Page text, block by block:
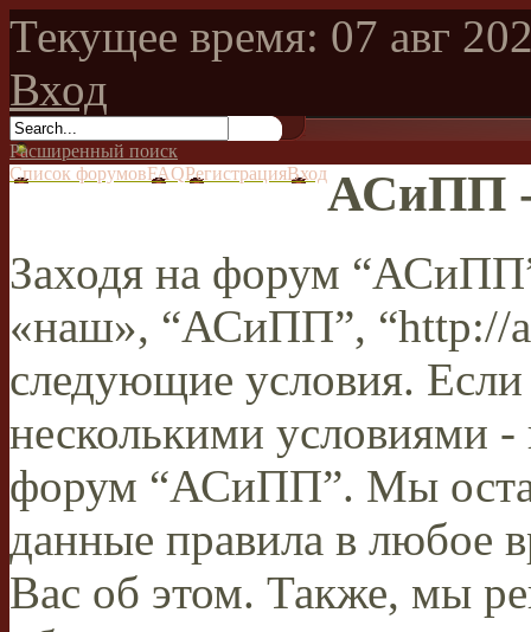
Текущее время: 07 авг
Вход
Расширенный поиск
Список форумовFAQРегистрацияВходАСиПП -
Заходя на форум
«наш», “АСиПП”, “http://
следующие условия.
несколькими условиями -
форум “АСиПП”. Мы
данные правила в любое
Вас об этом. Также, мы